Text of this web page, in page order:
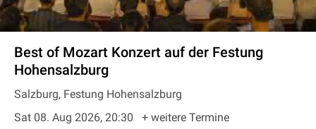
Best of Mozart Konzert auf der Festung
Hohensalzburg
Salzburg, Festung Hohensalzburg
Sat 08. Aug 2026, 20:30
+ weitere Termine